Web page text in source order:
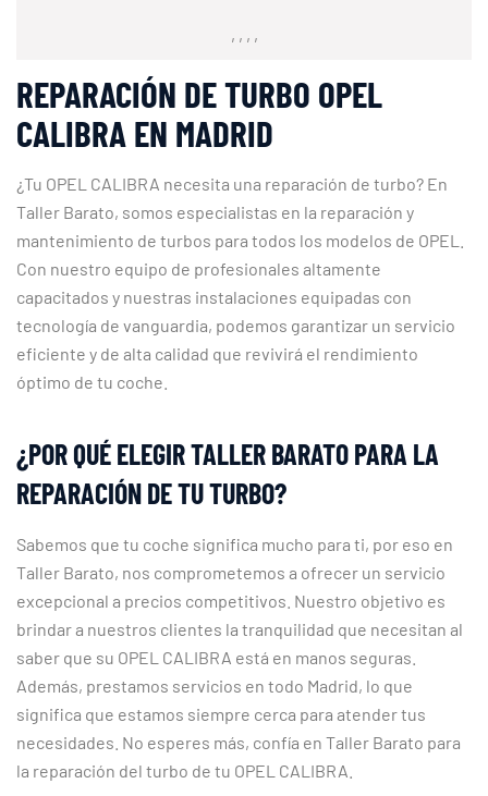
, , , ,
REPARACIÓN DE TURBO OPEL
CALIBRA EN MADRID
¿Tu OPEL CALIBRA necesita una reparación de turbo? En
Taller Barato, somos especialistas en la reparación y
mantenimiento de turbos para todos los modelos de OPEL.
Con nuestro equipo de profesionales altamente
capacitados y nuestras instalaciones equipadas con
tecnología de vanguardia, podemos garantizar un servicio
eficiente y de alta calidad que revivirá el rendimiento
óptimo de tu coche.
¿POR QUÉ ELEGIR TALLER BARATO PARA LA
REPARACIÓN DE TU TURBO?
Sabemos que tu coche significa mucho para ti, por eso en
Taller Barato, nos comprometemos a ofrecer un servicio
excepcional a precios competitivos. Nuestro objetivo es
brindar a nuestros clientes la tranquilidad que necesitan al
saber que su OPEL CALIBRA está en manos seguras.
Además, prestamos servicios en todo Madrid, lo que
significa que estamos siempre cerca para atender tus
necesidades. No esperes más, confía en Taller Barato para
la reparación del turbo de tu OPEL CALIBRA.